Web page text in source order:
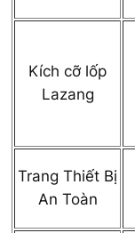
Kích cỡ lốp
Lazang
Trang Thiết Bị
An Toàn